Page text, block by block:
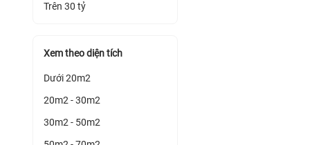
Trên 30 tỷ
Xem theo diện tích
Dưới 20m2
20m2 - 30m2
30m2 - 50m2